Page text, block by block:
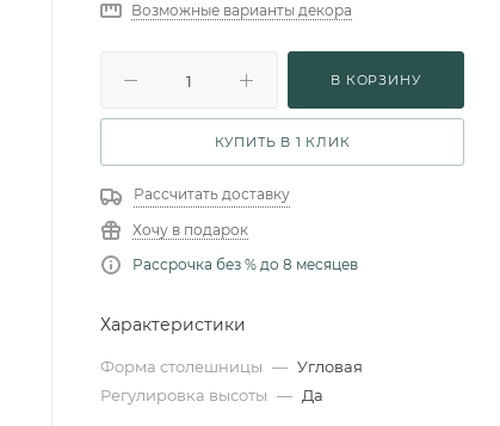
Возможные варианты декора
В КОРЗИНУ
КУПИТЬ В 1 КЛИК
Рассчитать доставку
Хочу в подарок
Рассрочка без % до 8 месяцев
Характеристики
Форма столешницы — Угловая
Регулировка высоты — Да